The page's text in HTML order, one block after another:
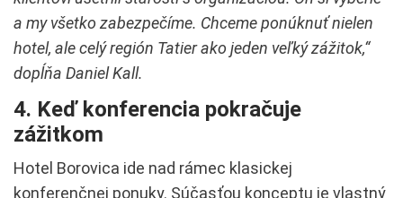
a my všetko zabezpečíme. Chceme ponúknuť nielen
hotel, ale celý región Tatier ako jeden veľký zážitok,“
dopĺňa Daniel Kall.
4. Keď konferencia pokračuje
zážitkom
Hotel Borovica ide nad rámec klasickej
konferenčnej ponuky. Súčasťou konceptu je vlastný